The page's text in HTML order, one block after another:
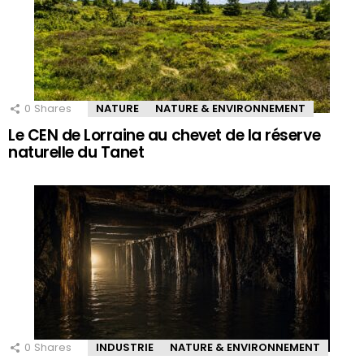
0 Shares NATURE NATURE & ENVIRONNEMENT
Le CEN de Lorraine au chevet de la réserve
naturelle du Tanet
0 Shares INDUSTRIE NATURE & ENVIRONNEMENT